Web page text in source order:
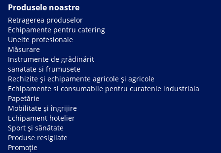
Produsele noastre
Retragerea produselor
Echipamente pentru catering
Unelte profesionale
Măsurare
Instrumente de grădinărit
sanatate si frumusete
Rechizite și echipamente agricole și agricole
Echipamente si consumabile pentru curatenie industriala
Papetărie
Mobilitate și îngrijire
Echipament hotelier
Sport și sănătate
Produse resigilate
Promoție